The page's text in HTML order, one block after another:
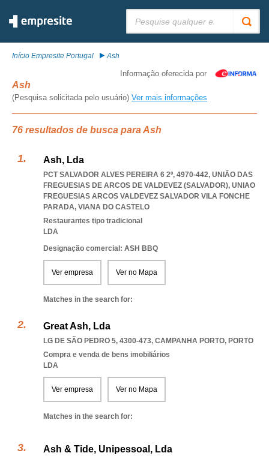
Início Empresite Portugal Ash
Informação oferecida por
Ash
(Pesquisa solicitada pelo usuário) Ver mais informações
76 resultados de busca para Ash
Ash, Lda
PCT SALVADOR ALVES PEREIRA 6 2º, 4970-442, UNIÃO DAS
FREGUESIAS DE ARCOS DE VALDEVEZ (SALVADOR), UNIAO
FREGUESIAS ARCOS VALDEVEZ SALVADOR VILA FONCHE
PARADA, VIANA DO CASTELO
Restaurantes tipo tradicional
LDA
Designação comercial: ASH BBQ
Ver empresa Ver no Mapa
Matches in the search for:
Great Ash, Lda
LG DE SÃO PEDRO 5, 4300-473, CAMPANHA PORTO, PORTO
Compra e venda de bens imobiliários
LDA
Ver empresa Ver no Mapa
Matches in the search for:
Ash & Tide, Unipessoal, Lda